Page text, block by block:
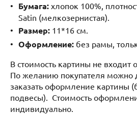
Бумага: хлопок 100%,
Satin (мелкозернистая).
Размер: 11*16 см.
Оформление: без рамы,
В стоимость картины не входит
По желанию покупателя можно
заказать оформление картины
подвесы). Стоимость
индивидуально.